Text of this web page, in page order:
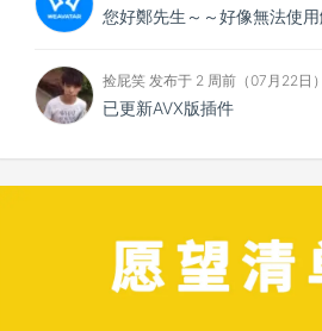
捡屁笑 发布于 2 周前（07月22日）
已更新AVX版插件